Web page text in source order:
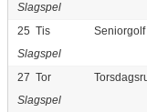
Slagspel
25 Tis
Slagspel
27 Tor
Slagspel